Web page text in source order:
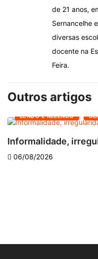
de 21 anos,
Sernancelhe
diversas
docente na
Feira.
Outros artigos
LENDO E RELENDO
Informalidade,
06/08/2026